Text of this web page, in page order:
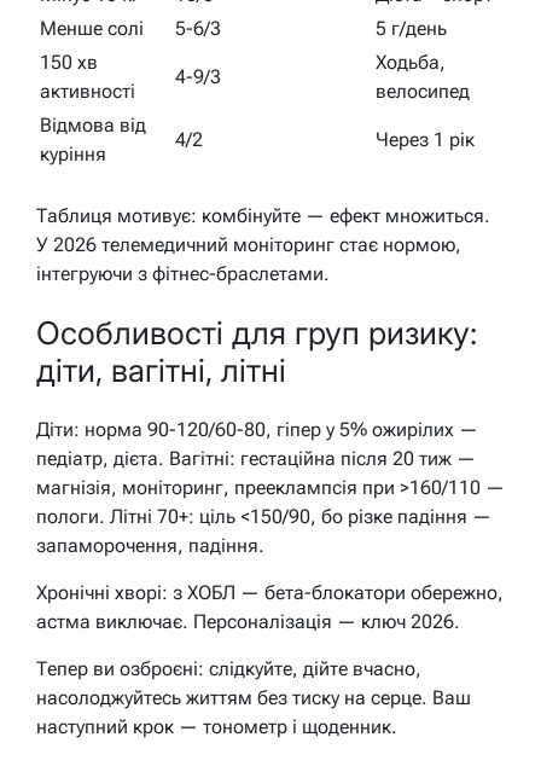
Менше солі
5-6/3
5 г/день
150 хв
активності
4-9/3
Ходьба,
велосипед
Відмова від
куріння
4/2 Через 1 рік
Таблиця мотивує: комбінуйте — ефект множиться.
У 2026 телемедичний моніторинг стає нормою,
інтегруючи з фітнес-браслетами.
Особливості для груп ризику:
діти, вагітні, літні
Діти: норма 90-120/60-80, гіпер у 5% ожирілих —
педіатр, дієта. Вагітні: гестаційна після 20 тиж —
магнізія, моніторинг, прееклампсія при >160/110 —
пологи. Літні 70+: ціль <150/90, бо різке падіння —
запаморочення, падіння.
Хронічні хворі: з ХОБЛ — бета-блокатори обережно,
астма виключає. Персоналізація — ключ 2026.
Тепер ви озброєні: слідкуйте, дійте вчасно,
насолоджуйтесь життям без тиску на серце. Ваш
наступний крок — тонометр і щоденник.